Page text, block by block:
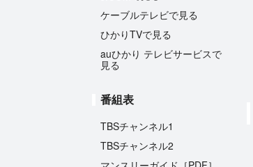
ケーブルテレビで見る
ひかりTVで見る
auひかり テレビサービスで
見る
番組表
TBSチャンネル1
TBSチャンネル2